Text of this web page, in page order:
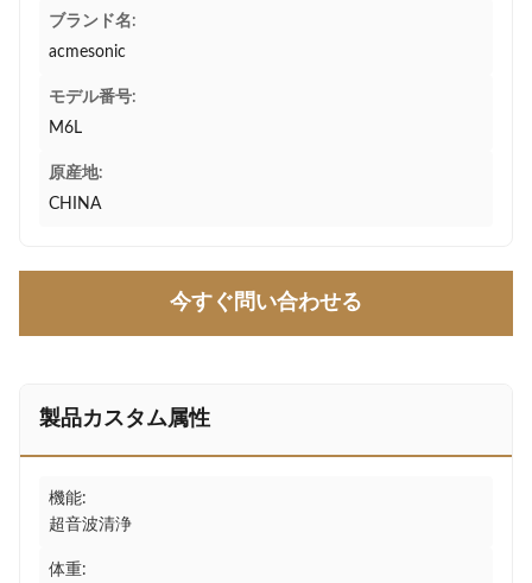
ブランド名:
acmesonic
モデル番号:
M6L
原産地:
CHINA
今すぐ問い合わせる
製品カスタム属性
機能:
超音波清浄
体重: